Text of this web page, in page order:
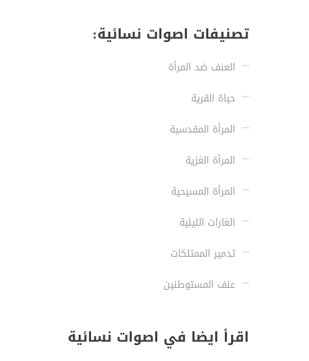
تصنيفات اصوات نسائية:
العنف ضد المرأة
حياة القرية
المرأة المقدسية
المرأة الغزية
المرأة المسيحية
الغارات الليلية
تدمير الممتلكات
عنف المستوطنين
اقرأ ايضا في اصوات نسائية